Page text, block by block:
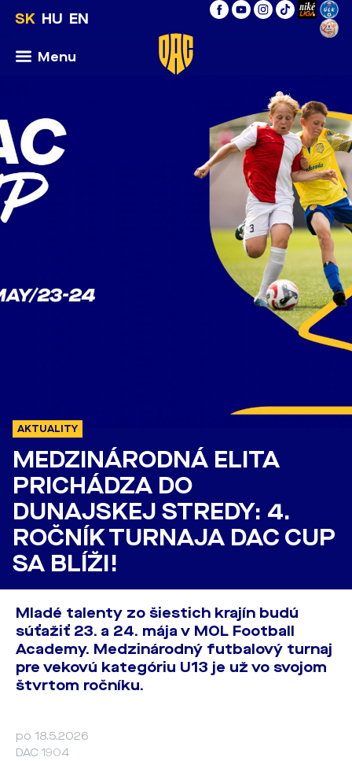
SK HU EN
Menu
AKTUALITY
MEDZINÁRODNÁ ELITA
PRICHÁDZA DO
DUNAJSKEJ STREDY: 4.
ROČNÍK TURNAJA DAC CUP
SA BLÍŽI!
Mladé talenty zo šiestich krajín budú
súťažiť 23. a 24. mája v MOL Football
Academy. Medzinárodný futbalový turnaj
pre vekovú kategóriu U13 je už vo svojom
štvrtom ročníku.
po 18.5.2026
DAC 1904